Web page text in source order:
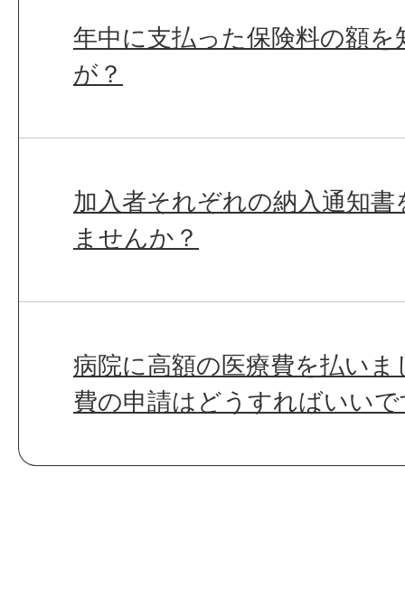
年中に支払った保険料の額
が？
加入者それぞれの納入通知
ませんか？
病院に高額の医療費を払い
費の申請はどうすればいい